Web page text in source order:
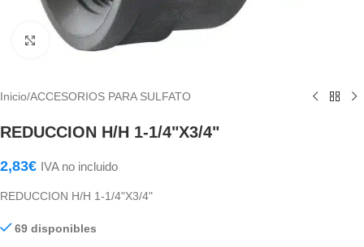
Haga Click para agrandar
Inicio/ACCESORIOS PARA SULFATO
REDUCCION H/H 1-1/4"X3/4"
2,83€ IVA no incluido
REDUCCION H/H 1-1/4"X3/4"
69 disponibles